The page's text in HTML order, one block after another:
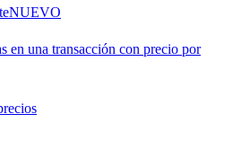
NUEVO
en una transacción con precio por